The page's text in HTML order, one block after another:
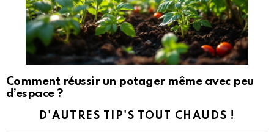
Comment réussir un potager même avec peu
d’espace ?
D'AUTRES TIP'S TOUT CHAUDS !